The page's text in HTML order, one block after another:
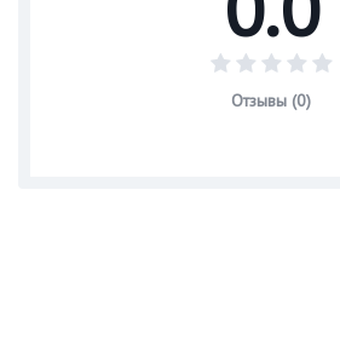
Отзывы (0)